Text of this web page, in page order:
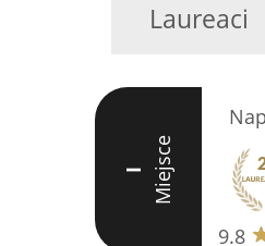
Laureaci
I Miejsce
9.8